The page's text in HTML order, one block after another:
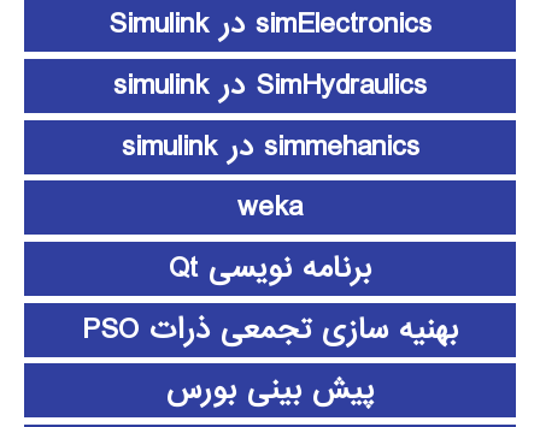
simElectronics در Simulink
SimHydraulics در simulink
simmehanics در simulink
weka
برنامه نویسی Qt
بهنیه سازی تجمعی ذرات PSO
پیش بینی بورس